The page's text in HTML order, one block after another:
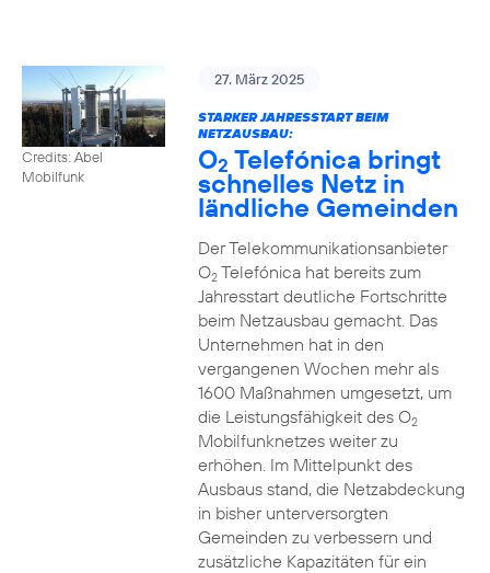
Credits: Abel
Mobilfunk
27. März 2025
STARKER JAHRESSTART BEIM
NETZAUSBAU:
O2 Telefónica bringt
schnelles Netz in
ländliche Gemeinden
Der Telekommunikationsanbieter
O2Telefónica hat bereits zum
Jahresstart deutliche Fortschritte
beim Netzausbau gemacht. Das
Unternehmen hat in den
vergangenen Wochen mehr als
1600 Maßnahmen umgesetzt, um
die Leistungsfähigkeit des O2
Mobilfunknetzes weiter zu
erhöhen. Im Mittelpunkt des
Ausbaus stand, die Netzabdeckung
in bisher unterversorgten
Gemeinden zu verbessern und
zusätzliche Kapazitäten für ein